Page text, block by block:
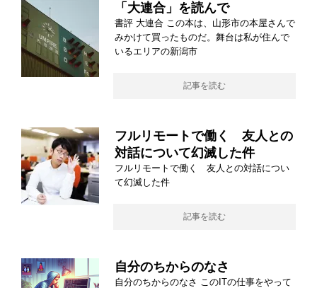
「大連合」を読んで
書評 大連合 この本は、山形市の本屋さんで
みかけて買ったものだ。舞台は私が住んで
いるエリアの新潟市
記事を読む
フルリモートで働く 友人との
対話について幻滅した件
フルリモートで働く 友人との対話につい
て幻滅した件
記事を読む
自分のちからのなさ
自分のちからのなさ このITの仕事をやって